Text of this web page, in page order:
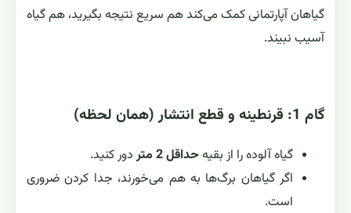
گیاهان آپارتمانی کمک می‌کند هم سریع نتیجه بگیرید، هم گیاه
آسیب نبیند.
گام 1: قرنطینه و قطع انتشار (همان لحظه)
گیاه آلوده را از بقیهحداقل 2 متر
دور کنید.
اگر گیاهان برگ‌ها به هم می‌خورند، جدا کردن ضروری
است.